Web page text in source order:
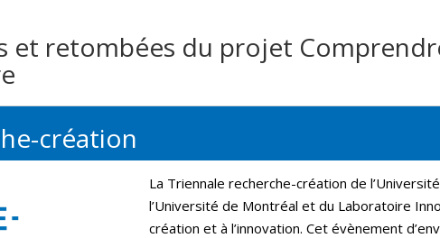
et retombées du projet
création
La Triennale recherche-création de
l’Université de Montréal et du Laboratoire
création et à l’innovation. Cet évènement